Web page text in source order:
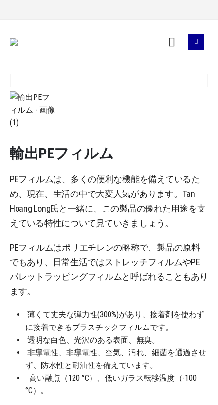
輸出PEフィルム
PEフィルムは、多くの便利な機能を備えているた
め、現在、生活の中で大変人気があります。Tan
Hoang Long氏と一緒に、この製品の優れた用途を支
えている特性について見ていきましょう。
PEフィルムはポリエチレンの略称で、製品の原料
でもあり、日常生活ではストレッチフィルムやPE
パレットラッピングフィルムと呼ばれることもあり
ます。
薄くて丈夫な弾力性(300%)があり、接着剤を使わず
に接着できるプラスチックフィルムです。
透明な白色、光沢のある表面、無臭。
非導電性、非導電性、空気、汚れ、細菌を通過させ
ず、防水性と耐油性を備えています。
高い融点（120 °C）、低いガラス転移温度（-100
°C）。